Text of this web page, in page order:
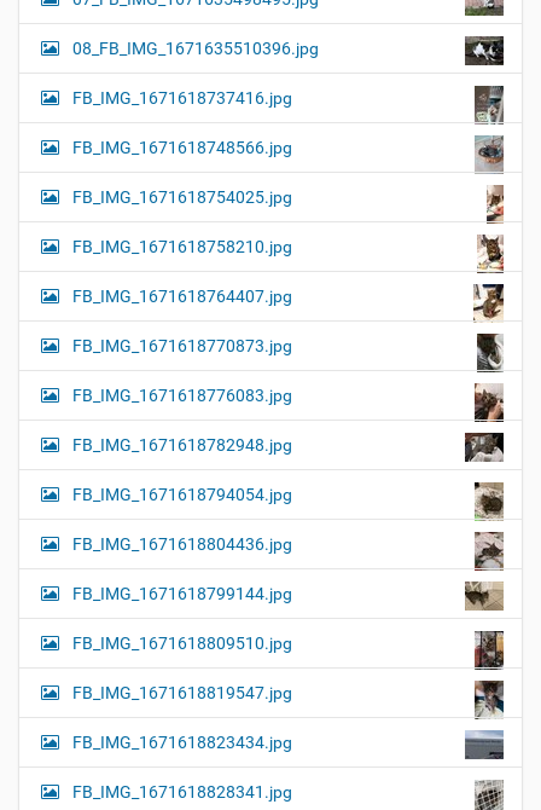
08_FB_IMG_1671635510396.jpg
FB_IMG_1671618737416.jpg
FB_IMG_1671618748566.jpg
FB_IMG_1671618754025.jpg
FB_IMG_1671618758210.jpg
FB_IMG_1671618764407.jpg
FB_IMG_1671618770873.jpg
FB_IMG_1671618776083.jpg
FB_IMG_1671618782948.jpg
FB_IMG_1671618794054.jpg
FB_IMG_1671618804436.jpg
FB_IMG_1671618799144.jpg
FB_IMG_1671618809510.jpg
FB_IMG_1671618819547.jpg
FB_IMG_1671618823434.jpg
FB_IMG_1671618828341.jpg